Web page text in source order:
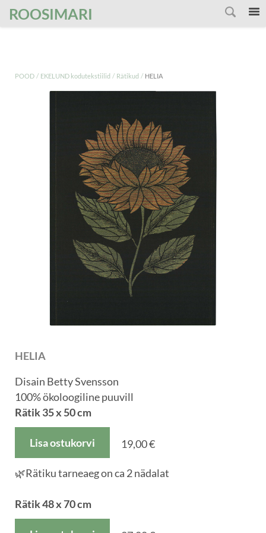
ROOSIMARI
POOD / EKELUND kodutekstiilid / Rätikud / HELIA
HELIA
Disain Betty Svensson
100% ökoloogiline puuvill
Rätik35 x 50cm
Lisa ostukorvi 19,00 €
🌿Rätiku tarneaeg on ca 2 nädalat
Rätik48 x 70cm